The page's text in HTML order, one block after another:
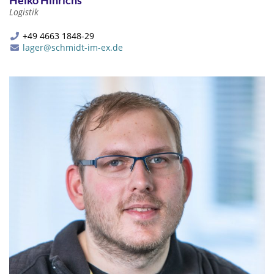
Logistik
+49 4663 1848-29
lager@schmidt-im-ex.de